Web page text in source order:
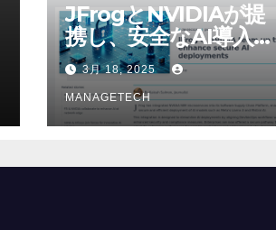
JFrogとNVIDIAが提
携し、安全なAI導入を
強化
3月 18, 2025
MANAGETECH